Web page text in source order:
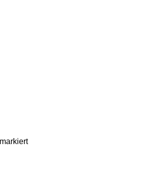
markiert